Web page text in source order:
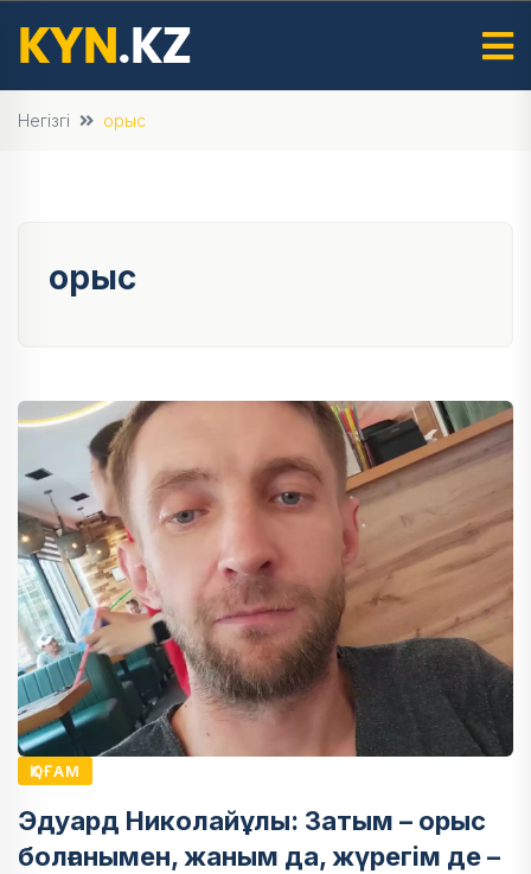
Негізгі орыс
орыс
ҚОҒАМ
Эдуард Николайұлы: Затым – орыс
болғанымен, жаным да, жүрегім де –